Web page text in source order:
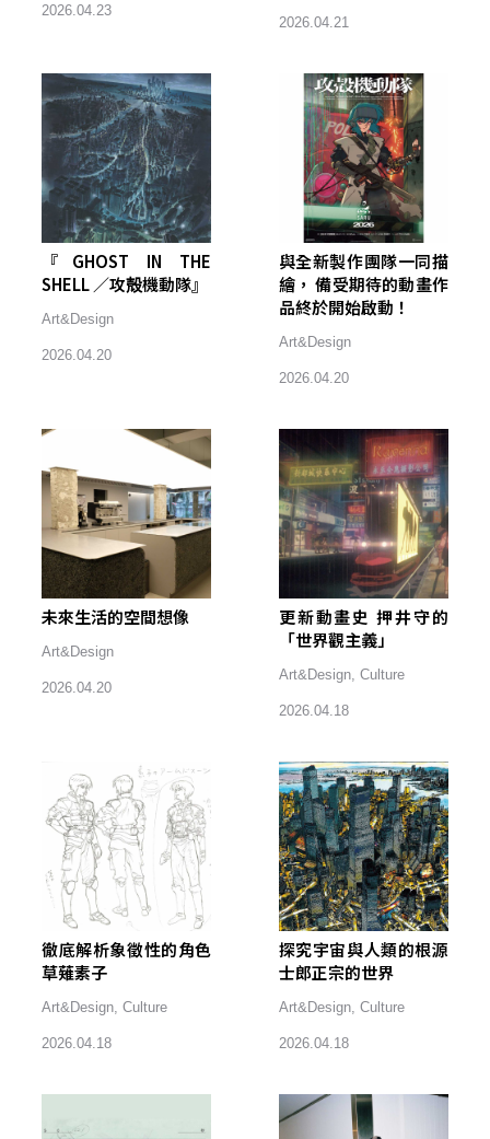
2026.04.23
2026.04.21
『GHOST IN THE
SHELL ／攻殻機動隊』
Art&Design
2026.04.20
與全新製作團隊一同描
繪， 備受期待的動畫作
品終於開始啟動！
Art&Design
2026.04.20
未來生活的空間想像
Art&Design
2026.04.20
更新動畫史 押井守的
「世界觀主義」
Art&Design, Culture
2026.04.18
徹底解析象徵性的角色
草薙素子
Art&Design,Culture
2026.04.18
探究宇宙與人類的根源
士郎正宗的世界
Art&Design, Culture
2026.04.18